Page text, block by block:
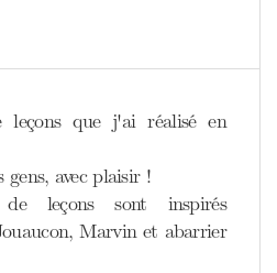
leçons que j'ai réalisé en
avec plaisir !
leçons sont inspirés
Marvin et abarrier